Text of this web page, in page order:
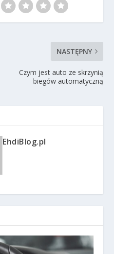
NASTĘPNY
Czym jest auto ze skrzynią
biegów automatyczną
EhdiBlog.pl